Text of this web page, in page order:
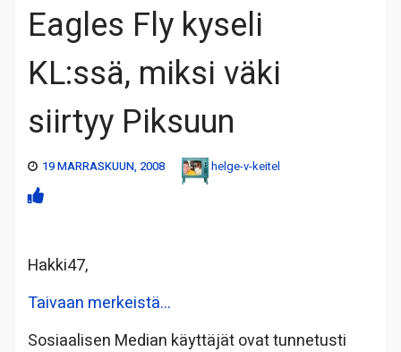
Eagles Fly kyseli
KL:ssä, miksi väki
siirtyy Piksuun
19 MARRASKUUN, 2008 helge-v-keitel
Hakki47,
Taivaan merkeistä…
Sosiaalisen Median käyttäjät ovat tunnetusti